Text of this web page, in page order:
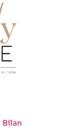
Bilan